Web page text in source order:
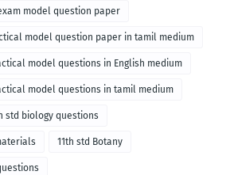
model question paper
model question paper in tamil medium
model questions in English medium
model questions in tamil medium
std biology questions
11th std Botany